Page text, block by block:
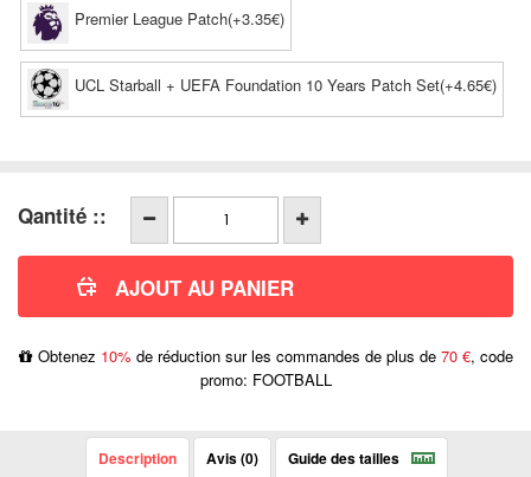
Premier League Patch(+3.35€)
UCL Starball + UEFA Foundation 10 Years Patch Set(+4.65€)
Qantité ::
Obtenez 10% de réduction sur les commandes de plus de 70 €, code
promo: FOOTBALL
Description Avis (0) Guide des tailles